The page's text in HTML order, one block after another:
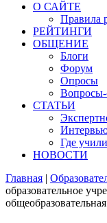
О САЙТЕ
Правила
РЕЙТИНГИ
ОБЩЕНИЕ
Блоги
Форум
Опросы
Вопросы-
СТАТЬИ
Где
НОВОСТИ
Главная |
образовательное